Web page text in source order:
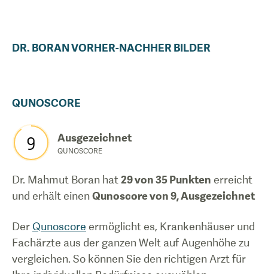
DR. BORANVORHER-NACHHER BILDER
QUNOSCORE
9 Ausgezeichnet
QUNOSCORE
Dr. Mahmut Boran hat 29von 35 Punkten erreicht
und erhält einenQunoscore von9,Ausgezeichnet
Der Qunoscore ermöglicht es, Krankenhäuser und
Fachärzte aus der ganzen Welt auf Augenhöhe zu
vergleichen. So können Sie den richtigen Arzt für